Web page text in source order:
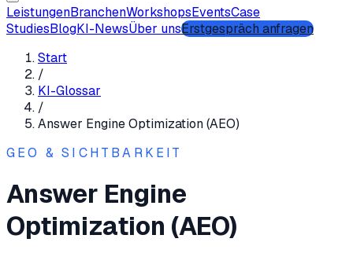
LeistungenBranchenWorkshopsEventsCase
StudiesBlogKI-NewsÜber unsErstgespräch anfragen
Start
/
KI-Glossar
/
Answer Engine Optimization (AEO)
GEO & SICHTBARKEIT
Answer Engine
Optimization (AEO)